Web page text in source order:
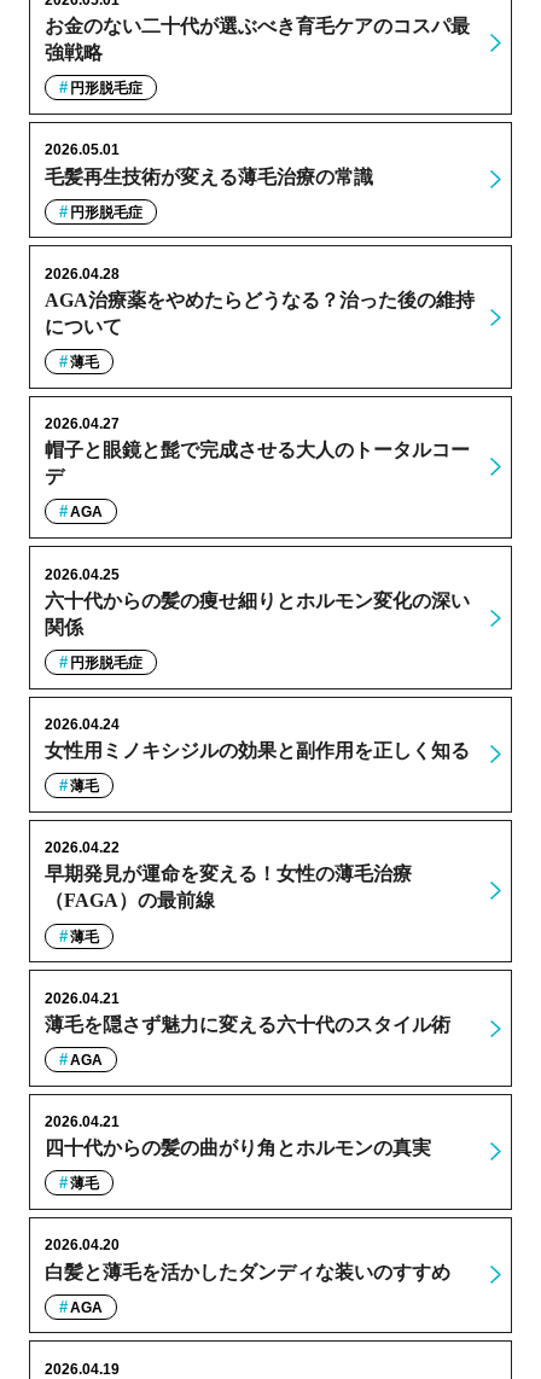
お金のない二十代が選ぶべき育毛ケアのコスパ最
強戦略
円形脱毛症
毛髪再生技術が変える薄毛治療の常識
2026.05.01
円形脱毛症
AGA治療薬をやめたらどうなる？治った後の維持
について
2026.04.28
薄毛
帽子と眼鏡と髭で完成させる大人のトータルコー
デ
2026.04.27
AGA
六十代からの髪の痩せ細りとホルモン変化の深い
関係
2026.04.25
円形脱毛症
女性用ミノキシジルの効果と副作用を正しく知る
2026.04.24
薄毛
早期発見が運命を変える！女性の薄毛治療
（FAGA）の最前線
2026.04.22
薄毛
薄毛を隠さず魅力に変える六十代のスタイル術
2026.04.21
AGA
四十代からの髪の曲がり角とホルモンの真実
2026.04.21
薄毛
白髪と薄毛を活かしたダンディな装いのすすめ
2026.04.20
AGA
2026.04.19